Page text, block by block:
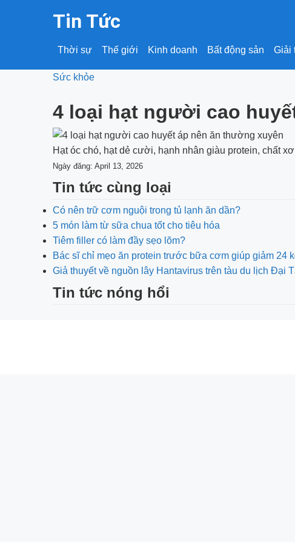
Tin Tức
Thời sự Thế giới Kinh doanh Bất động sản Giải
Sức khỏe
4 loại hạt người cao
Hạt óc chó, hạt dẻ cười, hạnh nhân giàu protein, chất
Ngày đăng: April 13, 2026
Tin tức cùng loại
Có nên trữ cơm nguội trong tủ lạnh ăn dần?
5 món làm từ sữa chua tốt cho tiêu hóa
Tiêm filler có làm đầy sẹo lõm?
Bác sĩ chỉ mẹo ăn protein trước bữa cơm giúp giảm 24
Giả thuyết về nguồn lây Hantavirus trên tàu du lịch Đại
Tin tức nóng hổi